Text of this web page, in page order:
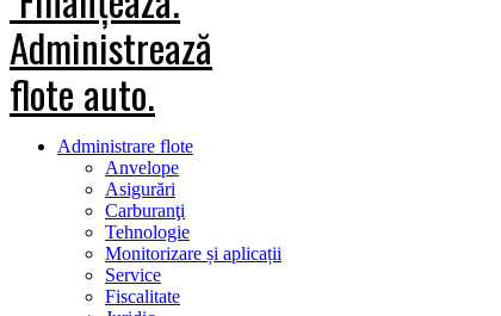
Administrare flote
Anvelope
Asigurări
Carburanţi
Tehnologie
Monitorizare și aplicații
Service
Fiscalitate